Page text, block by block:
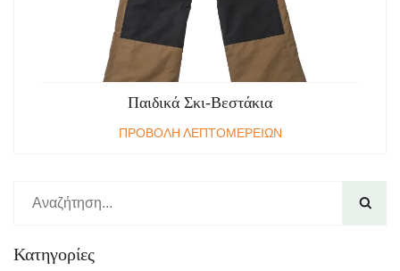
Παιδικά Σκι-Βεστάκια
ΠΡΟΒΟΛΗ ΛΕΠΤΟΜΕΡΕΙΩΝ

Κατηγορίες